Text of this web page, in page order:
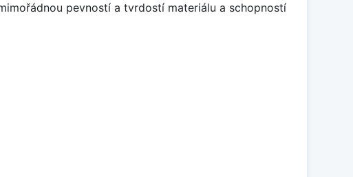
pevností a tvrdostí materiálu a schopností